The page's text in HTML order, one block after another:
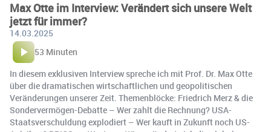
Max Otte im Interview: Verändert sich unsere Welt
jetzt für immer?
14.03.2025
53 Minuten
In diesem exklusiven Interview spreche ich mit Prof. Dr. Max Otte
über die dramatischen wirtschaftlichen und geopolitischen
Veränderungen unserer Zeit. Themenblöcke: Friedrich Merz & die
Sondervermögen-Debatte – Wer zahlt die Rechnung? USA-
Staatsverschuldung explodiert – Wer kauft in Zukunft noch US-